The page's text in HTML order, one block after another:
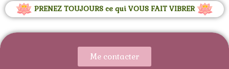
PRENEZ TOUJOURS ce qui VOUS FAIT VIBRER
Me contacter